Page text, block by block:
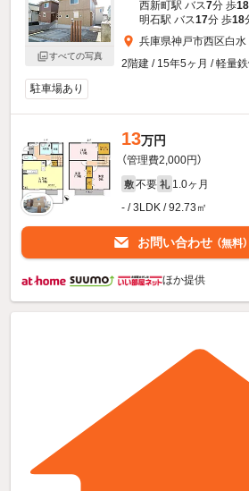
すべての写真
西新町駅 バス7分 歩18
明石駅 バス17分 歩18
兵庫県神戸市西区白水
2階建 / 15年5ヶ月 / 軽量
駐車場あり
13万円
（管理費2,000円）
敷 不要 礼 1.0ヶ月
- / 3LDK / 92.73㎡
お問い合わせ （無料）
ほか提供